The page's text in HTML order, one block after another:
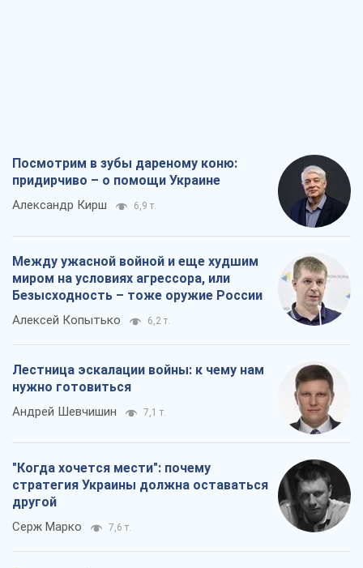
Посмотрим в зубы дареному коню:
придирчиво – о помощи Украине
Александр Кирш 6,9 т.
Между ужасной войной и еще худшим
миром на условиях агрессора, или
Безысходность – тоже оружие России
Алексей Копытько 6,2 т.
Лестница эскалации войны: к чему нам
нужно готовиться
Андрей Шевчишин 7,1 т.
"Когда хочется мести": почему
стратегия Украины должна оставаться
другой
Серж Марко 7,6 т.